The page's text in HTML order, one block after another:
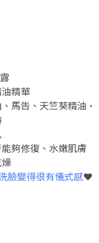
精華
、馬告、天竺葵精油
夠修復、水嫩肌膚
臉變得很有儀式感❤️